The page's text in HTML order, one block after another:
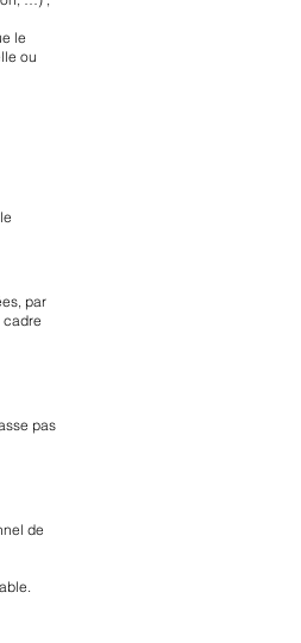
le
ou
par
cadre
pas
de